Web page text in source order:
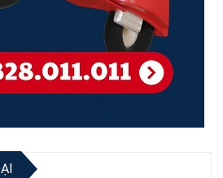
- VoHoang.vn>